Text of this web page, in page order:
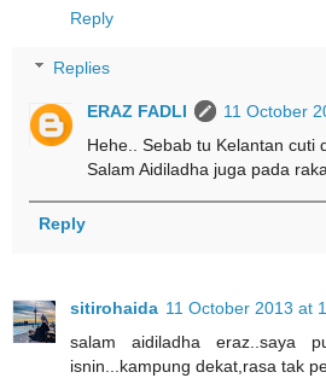
Reply
Replies
ERAZ FADLI
11 October
Hehe.. Sebab tu Kelantan cuti
Salam Aidiladha juga pada
Reply
sitirohaida 11 October 2013 at
salam aidiladha eraz..saya
isnin...kampung dekat,rasa tak